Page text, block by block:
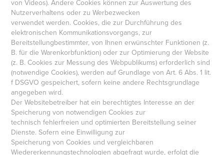
von Videos). Andere Cookies können zur Auswertung des
Nutzerverhaltens oder zu Werbezwecken
verwendet werden. Cookies, die zur Durchführung des
elektronischen Kommunikationsvorgangs, zur
Bereitstellungbestimmter, von Ihnen erwünschter Funktionen (z.
B. für die Warenkorbfunktion) oder zur Optimierung der Website
(z. B. Cookies zur Messung des Webpublikums) erforderlich sind
(notwendige Cookies), werden auf Grundlage von Art. 6 Abs. 1 lit.
f DSGVO gespeichert, sofern keine andere Rechtsgrundlage
angegeben wird.
Der Websitebetreiber hat ein berechtigtes Interesse an der
Speicherung von notwendigen Cookies zur
technisch fehlerfreien und optimierten Bereitstellung seiner
Dienste. Sofern eine Einwilligung zur
Speicherung von Cookies und vergleichbaren
Wiedererkennungstechnologien abgefragt wurde, erfolgt die